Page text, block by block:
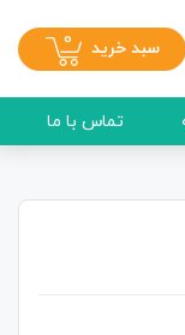
سبد خرید 0
تماس با ما